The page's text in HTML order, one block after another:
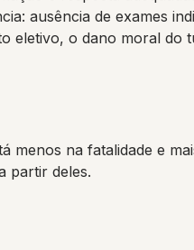
ausência de exames
eletivo, o dano moral do
menos na fatalidade e
partir deles.